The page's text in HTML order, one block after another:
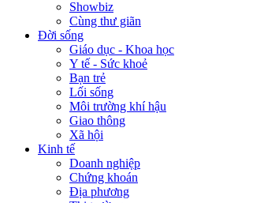
Showbiz
Cùng thư giãn
Đời sống
Giáo dục - Khoa học
Y tế - Sức khoẻ
Bạn trẻ
Lối sống
Môi trường khí hậu
Giao thông
Xã hội
Kinh tế
Doanh nghiệp
Chứng khoán
Địa phương